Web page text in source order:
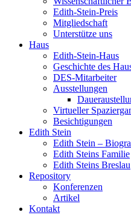
Edith-Stein-Preis
Mitgliedschaft
Unterstütze uns
Haus
Edith-Stein-Haus
Geschichte des
DES-Mitarbeiter
Ausstellungen
Virtueller
Besichtigungen
Edith Stein
Edith Stein –
Edith Steins Familie
Edith Steins Breslau
Repository
Konferenzen
Artikel
Kontakt